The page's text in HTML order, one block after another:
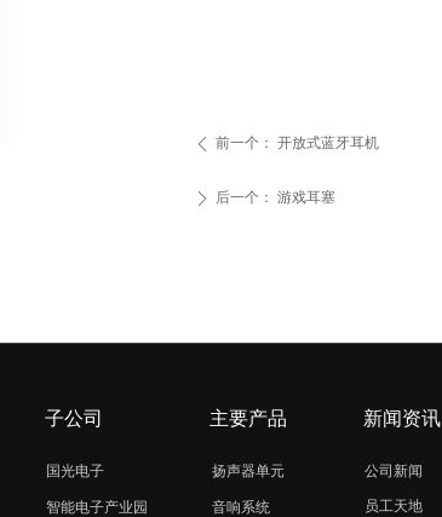
ꄴ 前一个： 开放式蓝牙耳机
ꄲ 后一个： 游戏耳塞
国光电子
智能电子产业园
子公司
公司新闻
员工天地
新闻资讯
扬声器单元
音响系统
主要产品